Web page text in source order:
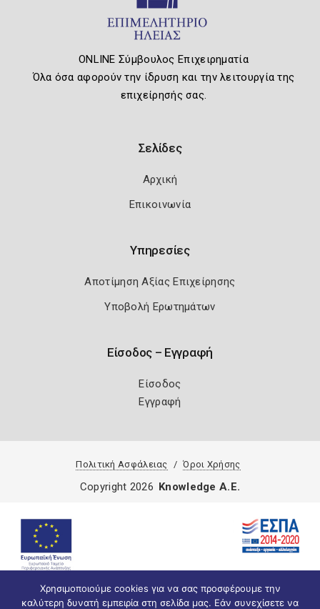
ONLINE Σύμβουλος Επιχειρηματία
Όλα όσα αφορούν την ίδρυση και την λειτουργία της
επιχείρησής σας.
Σελίδες
Αρχική
Επικοινωνία
Υπηρεσίες
Αποτίμηση Αξίας Επιχείρησης
Υποβολή Ερωτημάτων
Είσοδος – Εγγραφή
Είσοδος
Εγγραφή
Πολιτική Ασφάλειας Όροι Χρήσης
Χρησιμοποιούμε cookies για να σας προσφέρουμε την
καλύτερη δυνατή εμπειρία στη σελίδα μας. Εάν συνεχίσετε να
Copyright 2026 Knowledge A.E.